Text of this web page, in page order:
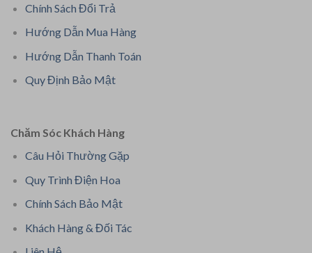
Chính Sách Đổi Trả
Hướng Dẫn Mua Hàng
Hướng Dẫn Thanh Toán
Quy Định Bảo Mật
Chăm Sóc Khách Hàng
Câu Hỏi Thường Gặp
Quy Trình Điện Hoa
Chính Sách Bảo Mật
Khách Hàng & Đối Tác